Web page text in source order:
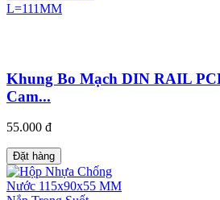
Khung Bo Mạch DIN RAIL
Cam...
55.000 đ
Đặt hàng